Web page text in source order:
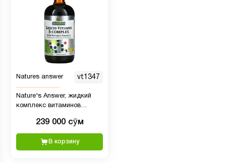
Natures answer vt1347
Nature's Answer, жидкий
комплекс витаминов
вкусом мандарина, 240 мл
239 000 сӯм
В корзину